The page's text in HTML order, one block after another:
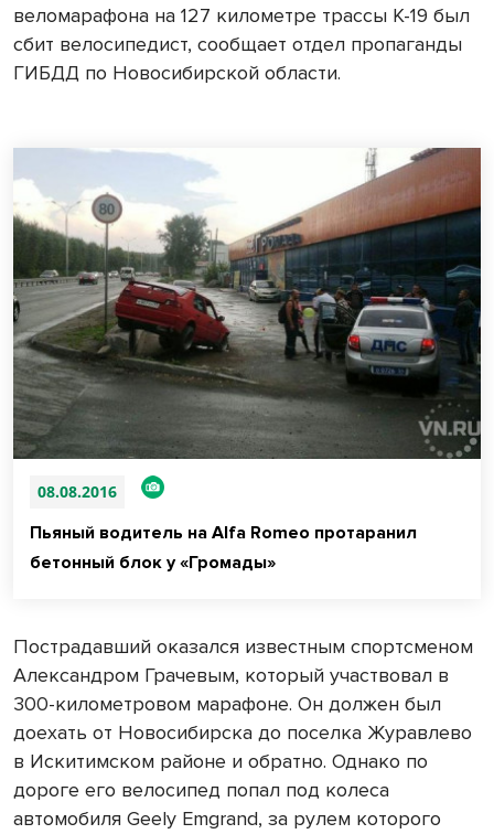
веломарафона на 127 километре трассы К-19 был
сбит велосипедист, сообщает отдел пропаганды
ГИБДД по Новосибирской области.
08.08.2016
Пьяный водитель на Alfa Romeo протаранил
бетонный блок у «Громады»
Пострадавший оказался известным спортсменом
Александром Грачевым, который участвовал в
300-километровом марафоне. Он должен был
доехать от Новосибирска до поселка Журавлево
в Искитимском районе и обратно. Однако по
дороге его велосипед попал под колеса
автомобиля Geely Emgrand, за рулем которого